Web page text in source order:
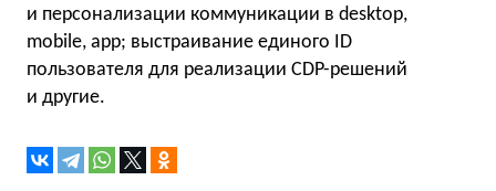
и персонализации коммуникации в desktop,
mobile, app; выстраивание единого ID
пользователя для реализации CDP-решений
и другие.